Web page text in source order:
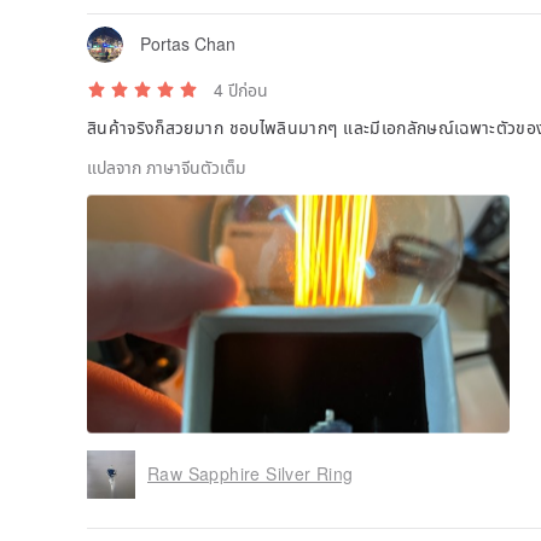
Portas Chan
4 ปีก่อน
สินค้าจริงก็สวยมาก ชอบไพลินมากๆ และมีเอกลักษณ์เฉพาะตัวข
แปลจาก ภาษาจีนตัวเต็ม
Raw Sapphire Silver Ring